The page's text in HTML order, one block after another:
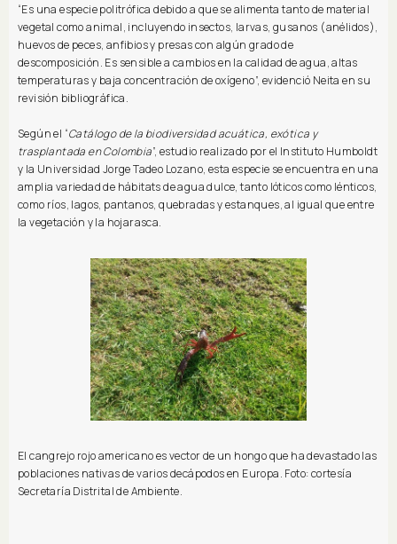
“Es una especie politrófica debido a que se alimenta tanto de material
vegetal como animal, incluyendo insectos, larvas, gusanos (anélidos),
huevos de peces, anfibios y presas con algún grado de
descomposición. Es sensible a cambios en la calidad de agua, altas
temperaturas y baja concentración de oxígeno”, evidenció Neita en su
revisión bibliográfica.
Según el “Catálogo de la biodiversidad acuática, exótica y
trasplantada en Colombia”, estudio realizado por el Instituto Humboldt
y la Universidad Jorge Tadeo Lozano, esta especie se encuentra en una
amplia variedad de hábitats de agua dulce, tanto lóticos como lénticos,
como ríos, lagos, pantanos, quebradas y estanques, al igual que entre
la vegetación y la hojarasca.
El cangrejo rojo americano es vector de un hongo que ha devastado las
poblaciones nativas de varios decápodos en Europa. Foto: cortesía
Secretaría Distrital de Ambiente.